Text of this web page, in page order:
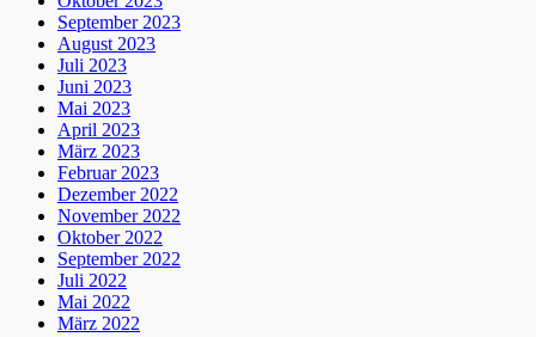
September 2023
August 2023
Juli 2023
Juni 2023
Mai 2023
April 2023
März 2023
Februar 2023
Dezember 2022
November 2022
Oktober 2022
September 2022
Juli 2022
Mai 2022
März 2022